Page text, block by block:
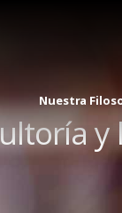
Nuestra
y